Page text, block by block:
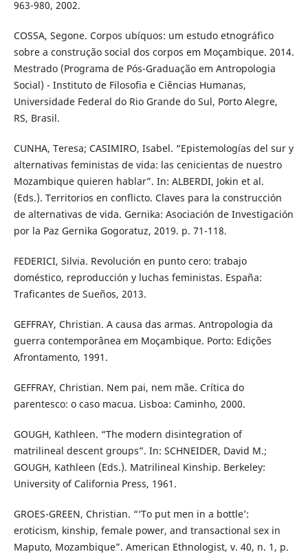
963-980, 2002.
COSSA, Segone. Corpos ubíquos: um estudo etnográfico
sobre a construção social dos corpos em Moçambique. 2014.
Mestrado (Programa de Pós-Graduação em Antropologia
Social) - Instituto de Filosofia e Ciências Humanas,
Universidade Federal do Rio Grande do Sul, Porto Alegre,
RS, Brasil.
CUNHA, Teresa; CASIMIRO, Isabel. “Epistemologías del sur y
alternativas feministas de vida: las cenicientas de nuestro
Mozambique quieren hablar”. In: ALBERDI, Jokin et al.
(Eds.). Territorios en conflicto. Claves para la construcción
de alternativas de vida. Gernika: Asociación de Investigación
por la Paz Gernika Gogoratuz, 2019. p. 71-118.
FEDERICI, Silvia. Revolución en punto cero: trabajo
doméstico, reproducción y luchas feministas. España:
Traficantes de Sueños, 2013.
GEFFRAY, Christian. A causa das armas. Antropologia da
guerra contemporânea em Moçambique. Porto: Edições
Afrontamento, 1991.
GEFFRAY, Christian. Nem pai, nem mãe. Crítica do
parentesco: o caso macua. Lisboa: Caminho, 2000.
GOUGH, Kathleen. “The modern disintegration of
matrilineal descent groups”. In: SCHNEIDER, David M.;
GOUGH, Kathleen (Eds.). Matrilineal Kinship. Berkeley:
University of California Press, 1961.
GROES-GREEN, Christian. “‘To put men in a bottle’:
eroticism, kinship, female power, and transactional sex in
Maputo, Mozambique”. American Ethnologist, v. 40, n. 1, p.